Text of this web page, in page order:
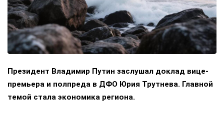
Президент Владимир Путин заслушал доклад вице-
премьера и полпреда в ДФО Юрия Трутнева. Главной
темой стала экономика региона.